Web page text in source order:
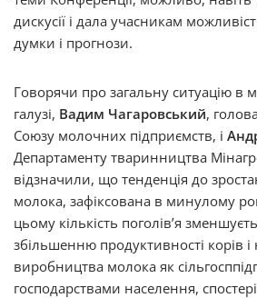
дискусії і дала учасникам
думки і прогнози.
Говорячи про загальну ситуацію в
галузі, Вадим Чагаровський,
Союзу молочних підприємств, і
Департаменту тваринництва
відзначили, що тенденція до
молока, зафіксована в минулому
цьому кількість поголів’я
збільшенню продуктивності корів
виробництва молока як
господарствами населення,